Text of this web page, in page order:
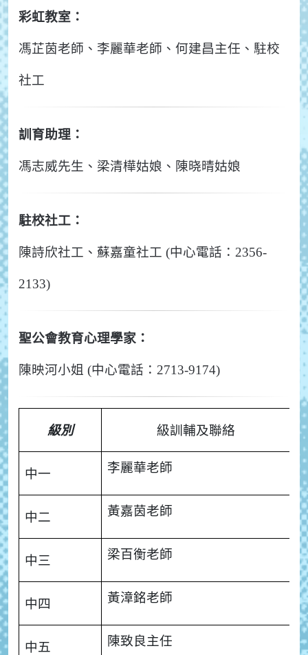
彩虹教室：
馮芷茵老師、李麗華老師、何建昌主任、駐校
社工
訓育助理：
馮志威先生、梁清樺姑娘、陳晓晴姑娘
駐校社工：
陳詩欣社工、蘇嘉童社工 (中心電話：2356-
2133)
聖公會教育心理學家：
陳映河小姐 (中心電話：2713-9174)
級別 級訓輔及聯絡
中一 李麗華老師
中二 黃嘉茵老師
中三 梁百衡老師
中四 黃漳銘老師
中五 陳致良主任